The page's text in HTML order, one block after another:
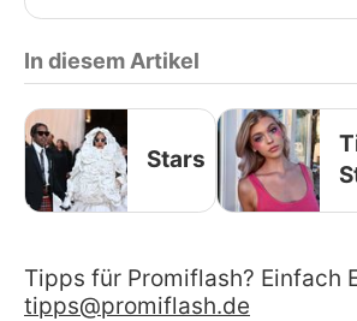
In diesem Artikel
Stars
Tipps für Promiflash? Einfach
tipps@promiflash.de